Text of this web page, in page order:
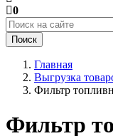
0
Поиск
Главная
Выгрузка
Фильтр
Фильтр